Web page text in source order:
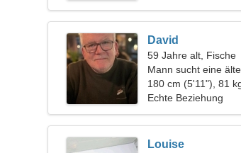
David
59 Jahre alt, Fische
Mann sucht eine
180 cm (5'11"), 81
Echte Beziehung
Louise